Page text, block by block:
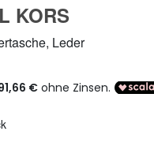
KORS
Leder